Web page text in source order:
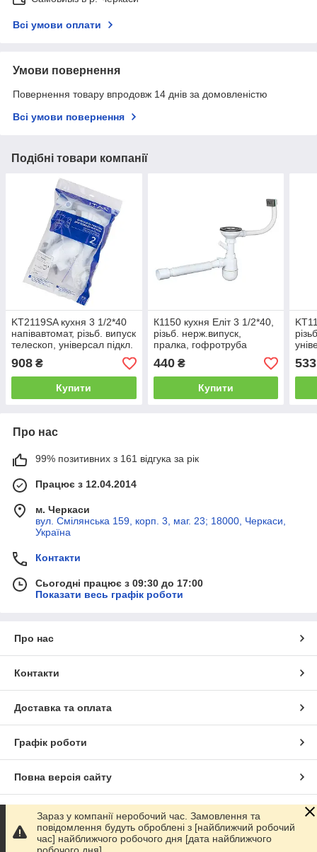
Всі умови оплати
Умови повернення
Повернення товару впродовж 14 днів за домовленістю
Всі умови повернення
Подібні товари компанії
KT2119SA кухня 3 1/2*40
напівавтомат, різьб. випуск
телескоп, універсал підкл.
908 ₴
Купити
К1150 кухня Еліт 3 1/2*40,
різьб. нерж.випуск,
пралка, гофротруба
440₴
Купити
533
Про нас
99% позитивних з 161 відгука за рік
Працює з 12.04.2014
м. Черкаси
вул. Смілянська 159, корп. 3, маг. 23; 18000, Черкаси,
Україна
Контакти
Сьогодні працює з 09:30 до 17:00
Показати весь графік роботи
Про нас
Контакти
Доставка та оплата
Графік роботи
Повна версія сайту
Сайт створено на маркетплейсі Prom.ua
Політика конфіденційності
Зараз у компанії неробочий час. Замовлення та
повідомлення будуть оброблені з [найближчий робочий
час] найближчого робочого дня [дата найближчого